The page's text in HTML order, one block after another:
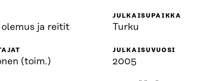
olemus ja reitit
(toim.)
JULKAISUPAIKKA
Turku
JULKAISUVUOSI
2005